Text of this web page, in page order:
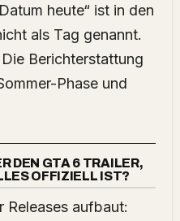
heute“ ist in den
als Tag genannt.
Berichterstattung
Phase und
DEN GTA 6 TRAILER,
OFFIZIELL IST?
Releases aufbaut: